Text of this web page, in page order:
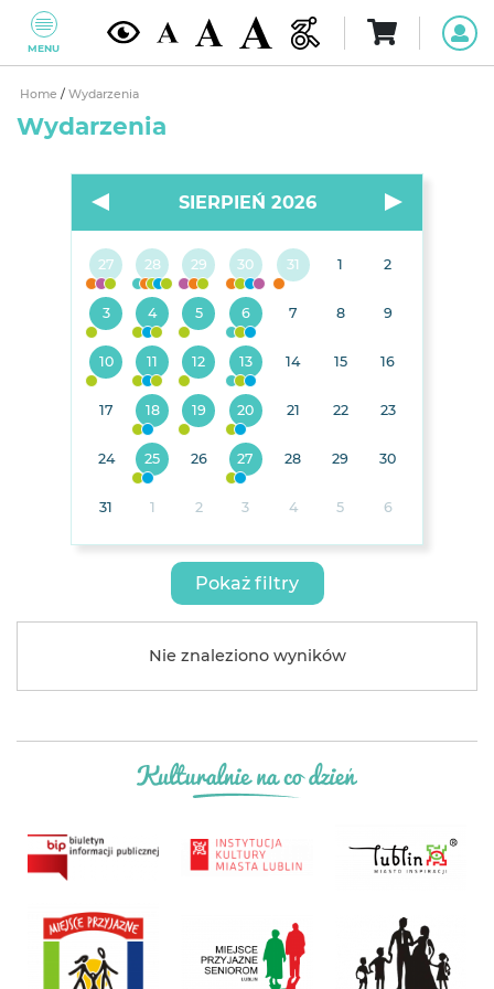
MENU
Home / Wydarzenia
Wydarzenia
SIERPIEŃ 2026
27 28 29 30 31 1 2
3 4 5 6 7 8 9
10 11 12 13 14 15 16
17 18 19 20 21 22 23
24 25 26 27 28 29 30
31 1 2 3 4 5 6
Pokaż filtry
Nie znaleziono wyników